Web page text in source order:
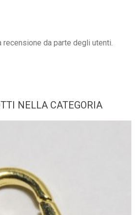
recensione da parte degli utenti.
NELLA CATEGORIA